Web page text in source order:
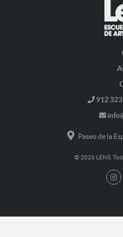
912 323
Paseo de la
© 2026 LENS.